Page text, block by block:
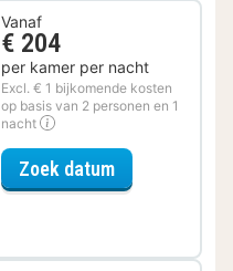
Vanaf
€ 204
per kamer per nacht
Excl. € 1 bijkomende kosten
op basis van 2 personen en 1
nacht
Zoek datumvoor